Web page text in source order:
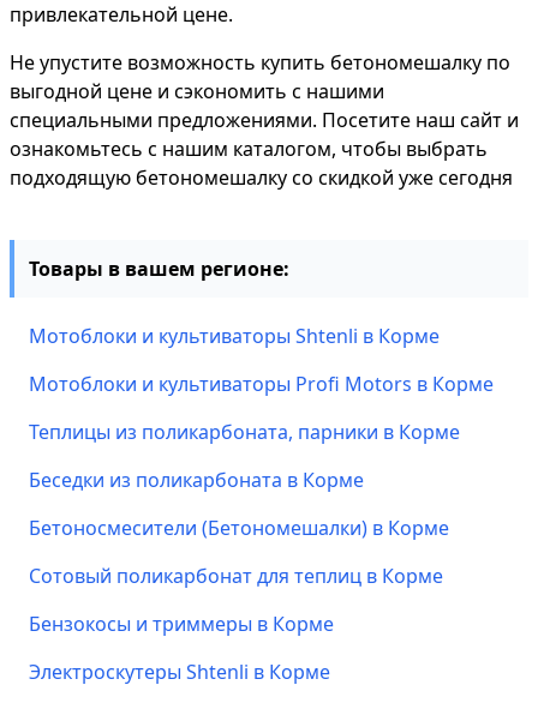
привлекательной цене.
Не упустите возможность купить бетономешалку по
выгодной цене и сэкономить с нашими
специальными предложениями. Посетите наш сайт и
ознакомьтесь с нашим каталогом, чтобы выбрать
подходящую бетономешалку со скидкой уже сегодня
Товары в вашем регионе:
Мотоблоки и культиваторы Shtenli в Корме
Мотоблоки и культиваторы Profi Motors в Корме
Теплицы из поликарбоната, парники в Корме
Беседки из поликарбоната в Корме
Бетоносмесители (Бетономешалки) в Корме
Сотовый поликарбонат для теплиц в Корме
Бензокосы и триммеры в Корме
Электроскутеры Shtenli в Корме